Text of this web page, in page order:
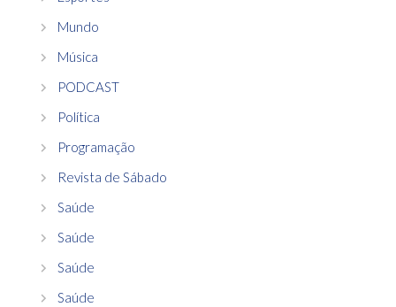
Mundo
Música
PODCAST
Política
Programação
Revista de Sábado
Saúde
Saúde
Saúde
Saúde